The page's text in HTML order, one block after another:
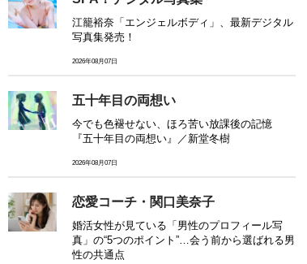
江籠裕奈「エンジェルボディ」、最新デジタル
写真集発売！
2026年08月07日
五十年目の両想い
今でも色褪せない、ほろ苦い放課後の記憶
『五十年目の両想い』／新堂冬樹
2026年08月07日
恋愛コーチ・関口美奈子
婚活女性が見ている「男性のプロフィール写
真」の“5つのポイント”…会う前から選ばれる男
性の共通点